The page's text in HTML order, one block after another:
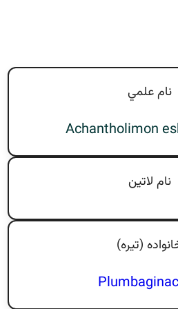
نام علمي
Achantholimon
نام لاتين
(تيره)